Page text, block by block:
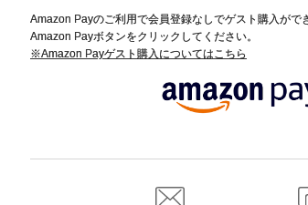
Amazon Payのご利用で会員登録なしでゲスト購入がで
Amazon Payボタンをクリックしてください。
※Amazon Payゲスト購入についてはこちら